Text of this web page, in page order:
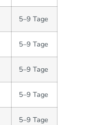
5–9 Tage
5–9 Tage
5–9 Tage
5–9 Tage
5–9 Tage